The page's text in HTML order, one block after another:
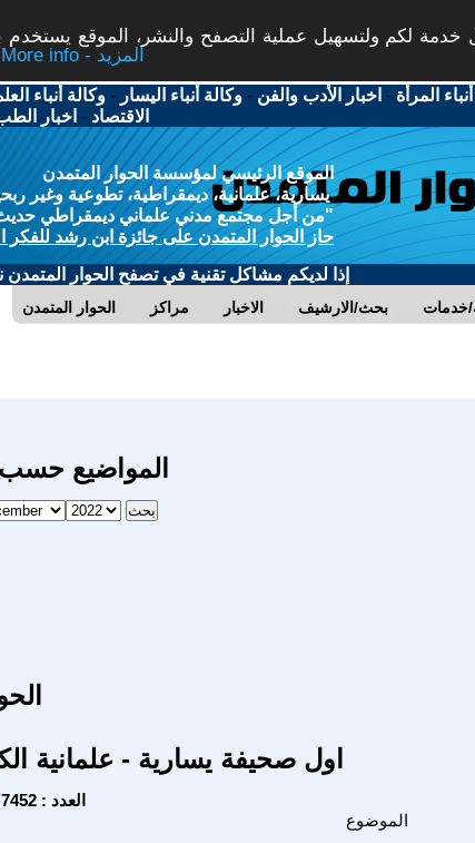
خدمة لكم ولتسهيل عملية التصفح والنشر، الموقع
More info - المزيد
المرأة - اخبار الأدب والفن -وكالة أنباء اليسار -وكالة أنباء
الاقتصاد - اخبار
الموقع الرئيسي لمؤسسة الحوار المتمدن
يسارية، علمانية، ديمقراطية، تطوعية وغير
"من أجل مجتمع مدني علماني ديمقراطي حديث
حاز الحوار المتمدن على جائزة ابن رشد للفكر
إذا لديكم مشاكل تقنية في تصفح الحوار المتمدن
الحوار المتمدن مراكز الاخبار بحث/الارشيف خدمات
المواضيع حسب
اول صحيفة يسارية - علمانية
Sunday - 12/4/2022 - العدد : 7452
الموضوع